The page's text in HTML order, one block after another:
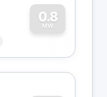
0.8
MW
0